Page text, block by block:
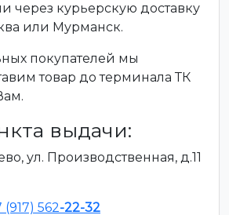
через курьерскую доставку
или Мурманск.
покупателей мы
товар до терминала ТК
выдачи:
ул. Производственная, д.11
(917) 562-22-32